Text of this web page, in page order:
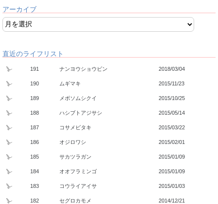
アーカイブ
直近のライフリスト
191 ナンヨウショウビン 2018/03/04
190 ムギマキ 2015/11/23
189 メボソムシクイ 2015/10/25
188 ハシブトアジサシ 2015/05/14
187 コサメビタキ 2015/03/22
186 オジロワシ 2015/02/01
185 サカツラガン 2015/01/09
184 オオフラミンゴ 2015/01/09
183 コウライアイサ 2015/01/03
182 セグロカモメ 2014/12/21